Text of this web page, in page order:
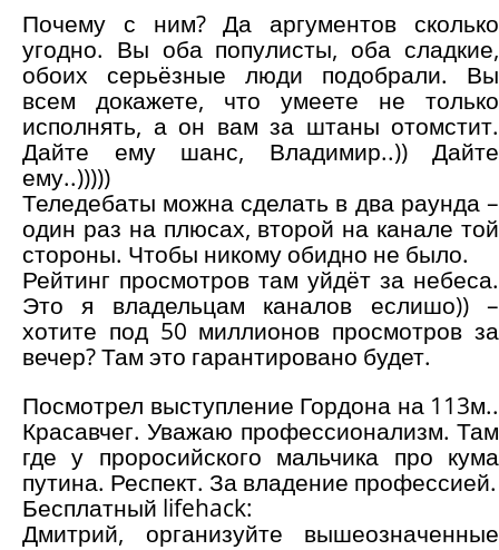
Почему с ним? Да аргументов сколько
угодно. Вы оба популисты, оба сладкие,
обоих серьёзные люди подобрали. Вы
всем докажете, что умеете не только
исполнять, а он вам за штаны отомстит.
Дайте ему шанс, Владимир..)) Дайте
ему..)))))
Теледебаты можна сделать в два раунда –
один раз на плюсах, второй на канале той
стороны. Чтобы никому обидно не было.
Рейтинг просмотров там уйдёт за небеса.
Это я владельцам каналов еслишо)) –
хотите под 50 миллионов просмотров за
вечер? Там это гарантировано будет.
Посмотрел выступление Гордона на 113м..
Красавчег. Уважаю профессионализм. Там
где у проросийского мальчика про кума
путина. Респект. За владение профессией.
Бесплатный lifehack:
Дмитрий, организуйте вышеозначенные